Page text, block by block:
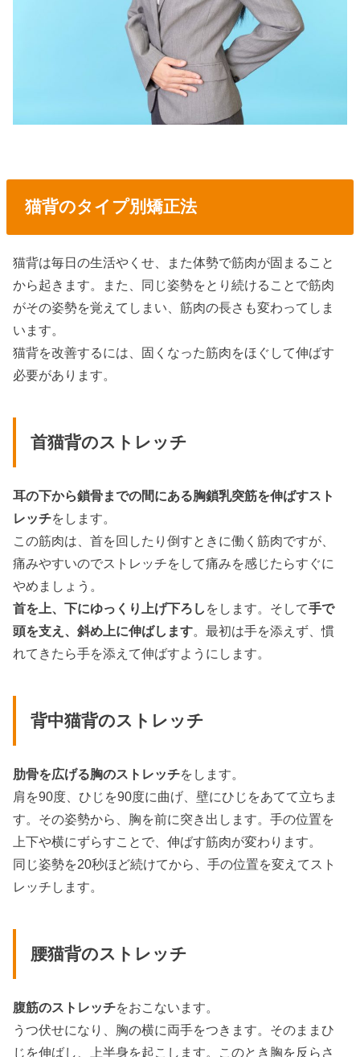
猫背のタイプ別矯正法
猫背は毎日の生活やくせ、また体勢で筋肉が固まること
から起きます。また、同じ姿勢をとり続けることで筋肉
がその姿勢を覚えてしまい、筋肉の長さも変わってしま
います。
猫背を改善するには、固くなった筋肉をほぐして伸ばす
必要があります。
首猫背のストレッチ
耳の下から鎖骨までの間にある胸鎖乳突筋を伸ばすスト
レッチをします。
この筋肉は、首を回したり倒すときに働く筋肉ですが、
痛みやすいのでストレッチをして痛みを感じたらすぐに
やめましょう。
首を上、下にゆっくり上げ下ろし をします。そして手で
頭を支え、斜め上に伸ばします。最初は手を添えず、慣
れてきたら手を添えて伸ばすようにします。
背中猫背のストレッチ
肋骨を広げる胸のストレッチをします。
肩を90度、ひじを90度に曲げ、壁にひじをあてて立ちま
す。その姿勢から、胸を前に突き出します。手の位置を
上下や横にずらすことで、伸ばす筋肉が変わります。
同じ姿勢を20秒ほど続けてから、手の位置を変えてスト
レッチします。
腰猫背のストレッチ
腹筋のストレッチをおこないます。
うつ伏せになり、胸の横に両手をつきます。そのままひ
じを伸ばし、上半身を起こします。このとき胸を反らさ